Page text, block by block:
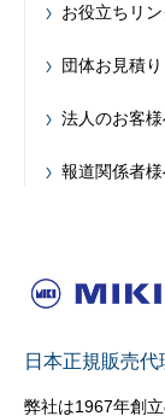
お役立ちリン
団体お見積り
法人のお客
報道関係者
日本正規販売
弊社は1967年創